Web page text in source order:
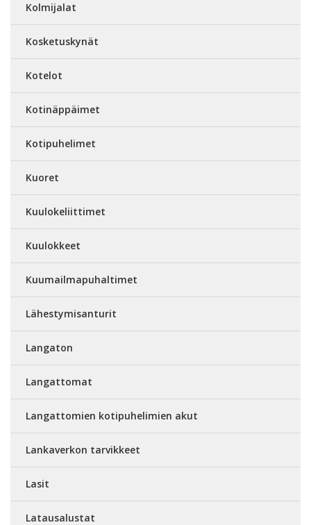
Kolmijalat
Kosketuskynät
Kotelot
Kotinäppäimet
Kotipuhelimet
Kuoret
Kuulokeliittimet
Kuulokkeet
Kuumailmapuhaltimet
Lähestymisanturit
Langaton
Langattomat
Langattomien kotipuhelimien akut
Lankaverkon tarvikkeet
Lasit
Latausalustat